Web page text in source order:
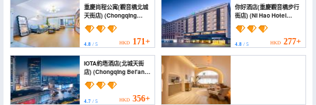
重慶尚程公寓(觀音橋北城
天街店) (Chongqing
Shangcheng Apartment
(Guanyinqiao Beicheng
Tianjie))
4.8 / 5 HKD 171+
你好酒店(重慶觀音橋步行
街店) (Ni Hao Hotel
(Chongqing
Guanyinqiao
Pedestrian Street))
4.8/ 5 HKD 277+
IOTA約塔酒店(北城天街
店) (Chongqing Bei'an
E-sports Homestay)
4.7 / 5 HKD 356+